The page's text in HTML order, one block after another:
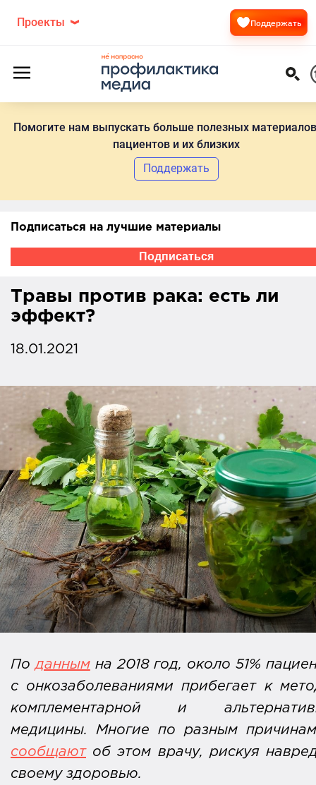
Помогите нам выпускать больше полезных
пациентов и их близких
Поддержать
Проекты Поддержать
Подписаться на лучшие материалы
Подписаться
Травы против рака: есть ли
эффект?
18.01.2021
Поданнымна 2018 год, около 51%
с онкозаболеваниями прибегает к
комплементарной и
медицины. Многие по разным
сообщаютоб этом врачу, рискуя
своему здоровью.